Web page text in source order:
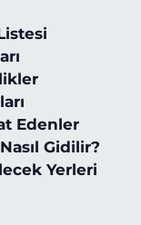
Edenler
Gidilir?
Yerleri